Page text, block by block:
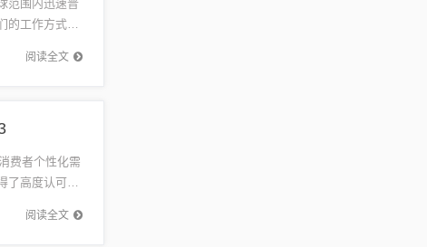
范围内迅速普
的工作方式，
阅读全文
费者个性化需
了高度认可。
阅读全文